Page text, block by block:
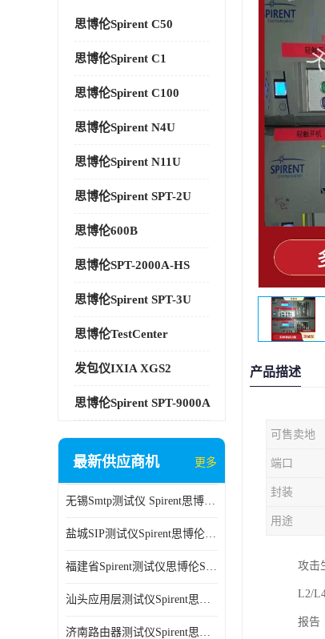
思博伦Spirent C50
思博伦Spirent C1
思博伦Spirent C100
思博伦Spirent N4U
思博伦Spirent N11U
思博伦Spirent SPT-2U
思博伦600B
思博伦SPT-2000A-HS
思博伦Spirent SPT-3U
思博伦TestCenter
发包仪IXIA XGS2
思博伦Spirent SPT-9000A
最新供应商机 更多
无锡Smtp测试仪 Spirent思博伦 C100 方便用户进行测试
盐城SIP测试仪Spirent思博伦SPT-2U 可扩展性较强 高速数据传输
福建省Spirent测试仪思博伦SPT-2U 能够快速上手 方便用户进行测试
汕头应用层测试仪Spirent思博伦SPT-2U 提高测试效率 适用于多种行业
济南路由器测试仪Spirent思博伦SPT-2U 用户界面友好 多种测试功能
产品描述
可售卖地
端口
封装
用途
攻击
L2/
报告